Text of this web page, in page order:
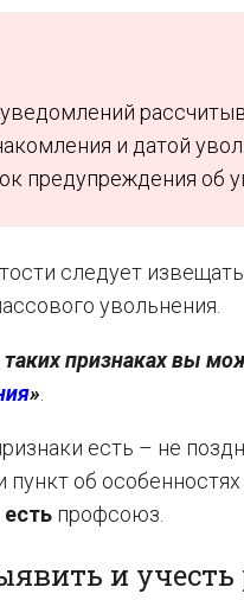
и датой
предупреждения об
следует
увольнения.
признаках вы
»
есть – не
пункт об
есть профсоюз.
и